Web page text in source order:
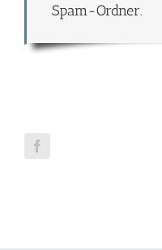
Spam-Ordner.